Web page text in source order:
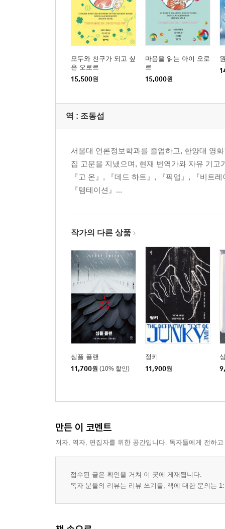
모두와 친구가 되고 싶
은 오로르
15,500원
마음을 읽는 아이 오로
르
15,000원
역 : 조동섭
서울대 언론정보학과를 졸업하고, 한양대 영
집 고문을 지냈으며, 현재 번역가와 자유 기
『고 온』, 『데드 하트』, 『픽업』, 『비트
『템테이션』...
작가의 다른 상품
심플 플랜
11,700원 (10% 할인)
정키
11,900원
만든 이 코멘트
저자, 역자, 편집자를 위한 공간입니다. 독자들에게 전하
접수된 글은 확인을 거쳐 이 곳에 게재됩니다.
독자 분들의 리뷰는 리뷰 쓰기를, 책에 대한 문의는